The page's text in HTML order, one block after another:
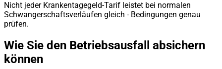
Nicht jeder Krankentagegeld-Tarif leistet bei normalen
Schwangerschaftsverläufen gleich - Bedingungen genau
prüfen.
Wie Sie den Betriebsausfall absichern
können